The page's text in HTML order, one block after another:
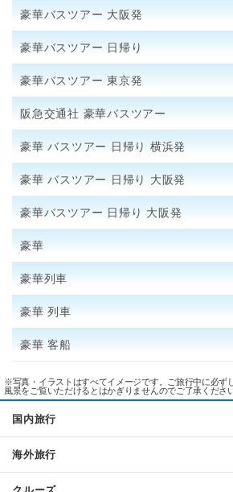
豪華バスツアー 大阪発
豪華バスツアー 日帰り
豪華バスツアー 東京発
阪急交通社 豪華バスツアー
豪華 バスツアー 日帰り 横浜発
豪華 バスツアー 日帰り 大阪発
豪華バスツアー 日帰り 大阪発
豪華
豪華列車
豪華 列車
豪華 客船
※写真・イラストはすべてイメージです。ご旅行中に必ず
風景をご覧いただけるとはかぎりませんのでご了承ください
国内旅行
海外旅行